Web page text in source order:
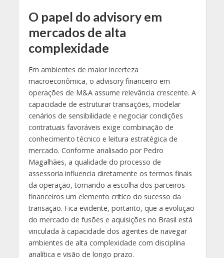
O papel do advisory em
mercados de alta
complexidade
Em ambientes de maior incerteza
macroeconômica, o advisory financeiro em
operações de M&A assume relevância crescente. A
capacidade de estruturar transações, modelar
cenários de sensibilidade e negociar condições
contratuais favoráveis exige combinação de
conhecimento técnico e leitura estratégica de
mercado. Conforme analisado por Pedro
Magalhães, a qualidade do processo de
assessoria influencia diretamente os termos finais
da operação, tornando a escolha dos parceiros
financeiros um elemento crítico do sucesso da
transação. Fica evidente, portanto, que a evolução
do mercado de fusões e aquisições no Brasil está
vinculada à capacidade dos agentes de navegar
ambientes de alta complexidade com disciplina
analítica e visão de longo prazo.